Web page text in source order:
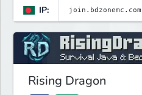
IP:
Rising Dragon